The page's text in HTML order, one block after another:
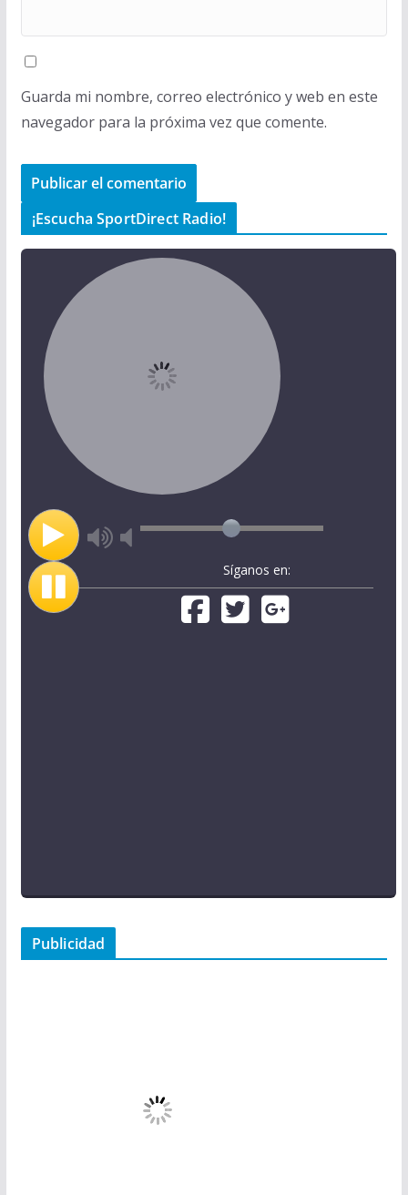
Guarda mi nombre, correo electrónico y web en este
navegador para la próxima vez que comente.
¡Escucha SportDirect Radio!
Síganos en:
Publicidad